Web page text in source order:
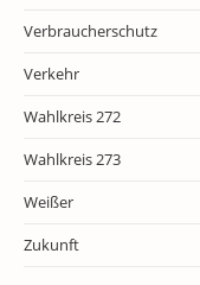
Verbraucherschutz
Verkehr
Wahlkreis 272
Wahlkreis 273
Weißer
Zukunft